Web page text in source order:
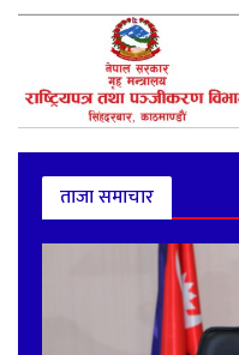
ताजा समाचार